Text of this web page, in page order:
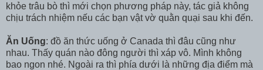
khỏe trâu bò thì mới chọn phương pháp này, tác giả không
chịu trách nhiệm nếu các bạn vật vờ quằn quại sau khi đến.
Ăn Uống: đồ ăn thức uống ở Canada thì đâu cũng như
nhau. Thấy quán nào đông người thì xáp vô. Mình không
bao ngon nhé. Ngoài ra thì phía dưới là những địa điểm mà